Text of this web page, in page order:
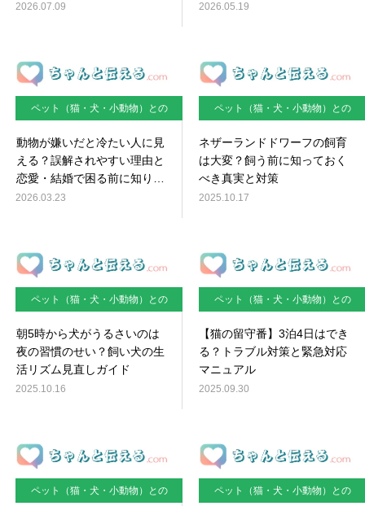
2026.07.09 2026.05.19
ペット（猫・犬・小動物）との
動物が嫌いだと冷たい人に見
える？誤解されやすい理由と
恋愛・結婚で困る前に知りた
い対処法
2026.03.23
ペット（猫・犬・小動物）との
ネザーランドドワーフの飼育
は大変？飼う前に知っておく
べき真実と対策
2025.10.17
ペット（猫・犬・小動物）との
朝5時から犬がうるさいのは
夜の習慣のせい？飼い犬の生
活リズム見直しガイド
2025.10.16
ペット（猫・犬・小動物）との
【猫の留守番】3泊4日はでき
る？トラブル対策と緊急対応
マニュアル
2025.09.30
ペット（猫・犬・小動物）との ペット（猫・犬・小動物）との